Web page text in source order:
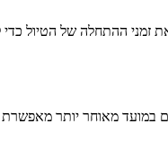
זמני ההתחלה של הטיול
לקבלת החזר מלא. בנוסף, האופציה